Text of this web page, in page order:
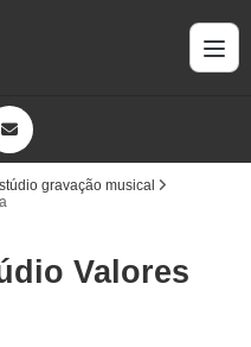
gravação musical
Valores